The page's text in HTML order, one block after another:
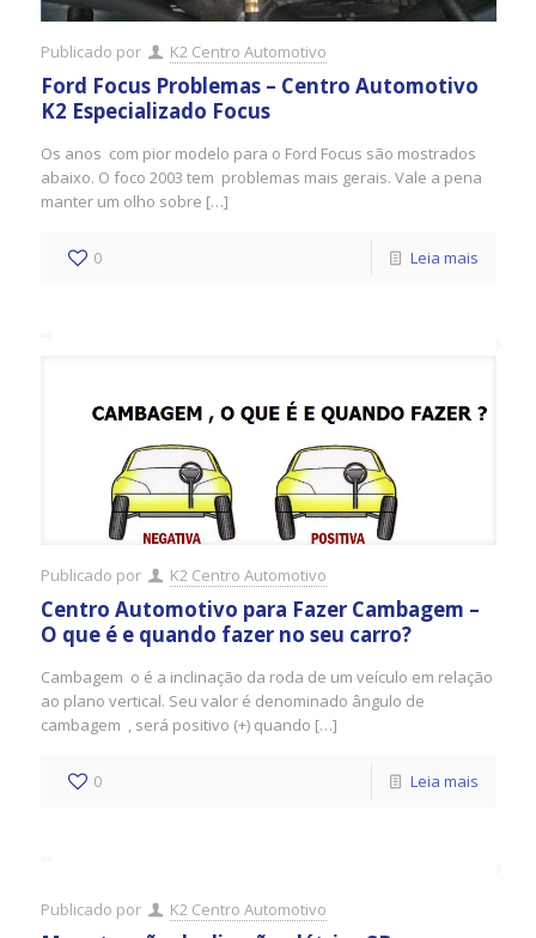
Publicado por K2 Centro Automotivo
Ford Focus Problemas – Centro Automotivo
K2 Especializado Focus
Os anos com pior modelo para o Ford Focus são mostrados
abaixo. O foco 2003 tem problemas mais gerais. Vale a pena
manter um olho sobre […]
0 Leia mais
Publicado por K2 Centro Automotivo
Centro Automotivo para Fazer Cambagem –
O que é e quando fazer no seu carro?
Cambagem o é a inclinação da roda de um veículo em relação
ao plano vertical. Seu valor é denominado ângulo de
cambagem , será positivo (+) quando […]
0 Leia mais
Publicado por K2 Centro Automotivo